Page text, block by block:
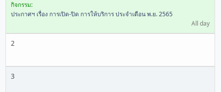
กิจกรรม:
ประกาศฯ เรื่อง การเปิด-ปิด การให้บริการ ประจำเดือน พ.ย. 2565
All day
2
3